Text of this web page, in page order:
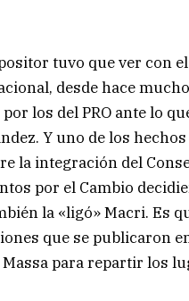
tuvo que ver con
desde hace
los del PRO ante lo
Y uno de los
la integración del
por el Cambio
la «ligó» Macri. Es
que se publicaron
para repartir los